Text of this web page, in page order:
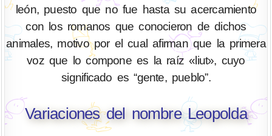
león, puesto que no fue hasta su acercamiento
con los romanos que conocieron de dichos
animales, motivo por el cual afirman que la primera
voz que lo compone es la raíz «liut», cuyo
significado es “gente, pueblo”.
Variaciones del nombre Leopolda